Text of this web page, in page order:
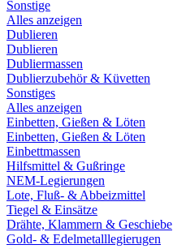
Sonstige
Alles anzeigen
Dublieren
Dublieren
Dubliermassen
Dublierzubehör & Küvetten
Sonstiges
Alles anzeigen
Einbetten, Gießen & Löten
Einbetten, Gießen & Löten
Einbettmassen
Hilfsmittel & Gußringe
NEM-Legierungen
Lote, Fluß- & Abbeizmittel
Tiegel & Einsätze
Drähte, Klammern & Geschiebe
Gold- & Edelmetalllegierugen